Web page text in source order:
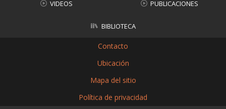
VIDEOS PUBLICACIONES
BIBLIOTECA
Contacto
Ubicación
Mapa del sitio
Política de privacidad